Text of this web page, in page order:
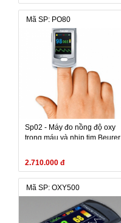
máu Alvital AT101B (Alvital
AT101 B, Alvital-AT101 B)
Mã SP: PO80
Sp02 - Máy đo nồng độ oxy
trong máu và nhịp tim Beurer
2.710.000 đ
Mã SP: OXY500